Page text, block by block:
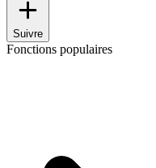
Suivre
Fonctions populaires